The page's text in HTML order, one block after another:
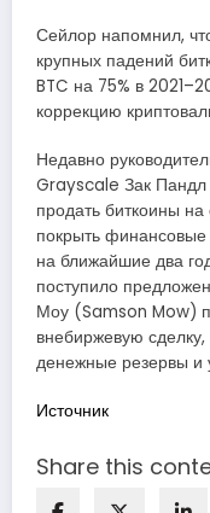
Сейлор напомнил,
крупных падений
BTC на 75% в
коррекцию
Недавно
Grayscale Зак
продать биткоины
покрыть финансовые
на ближайшие два
поступило
Моу (Samson Mow)
внебиржевую
денежные резервы и
Источник
Share this